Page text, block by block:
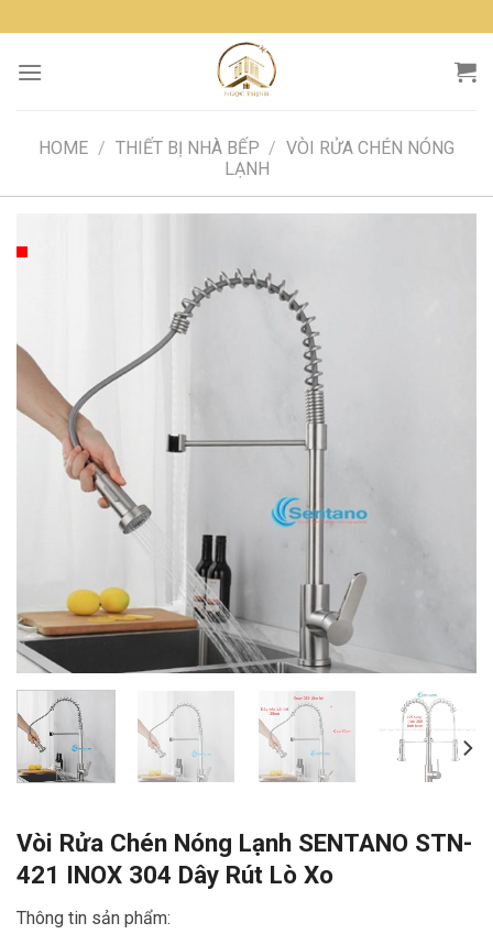
to
content
HOME / THIẾT BỊ NHÀ BẾP / VÒI RỬA CHÉN NÓNG
LẠNH
Vòi Rửa Chén Nóng Lạnh SENTANO STN-
421 INOX 304 Dây Rút Lò Xo
Thông tin sản phẩm: